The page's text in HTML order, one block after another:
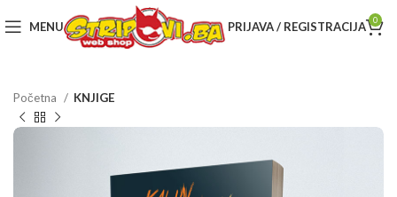
MENU PRIJAVA / REGISTRACIJA 0
Početna KNJIGE